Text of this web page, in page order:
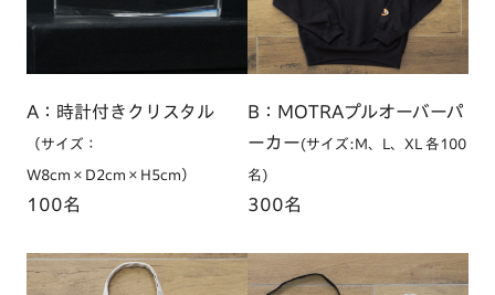
A：時計付きクリスタル
（サイズ：
W8cm×D2cm×H5cm）
100名
B：MOTRAプルオーバーパ
ーカー(サイズ:M、L、XL 各100
名)
300名